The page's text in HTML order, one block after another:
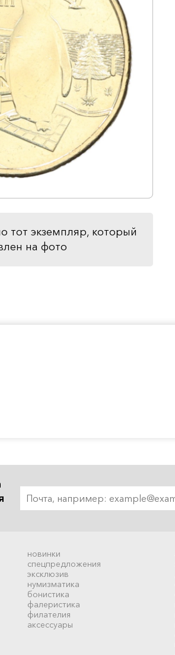
тот экземпляр, который
на фото
новинки
спецпредложения
эксклюзив
нумизматика
бонистика
фалеристика
филателия
аксессуары